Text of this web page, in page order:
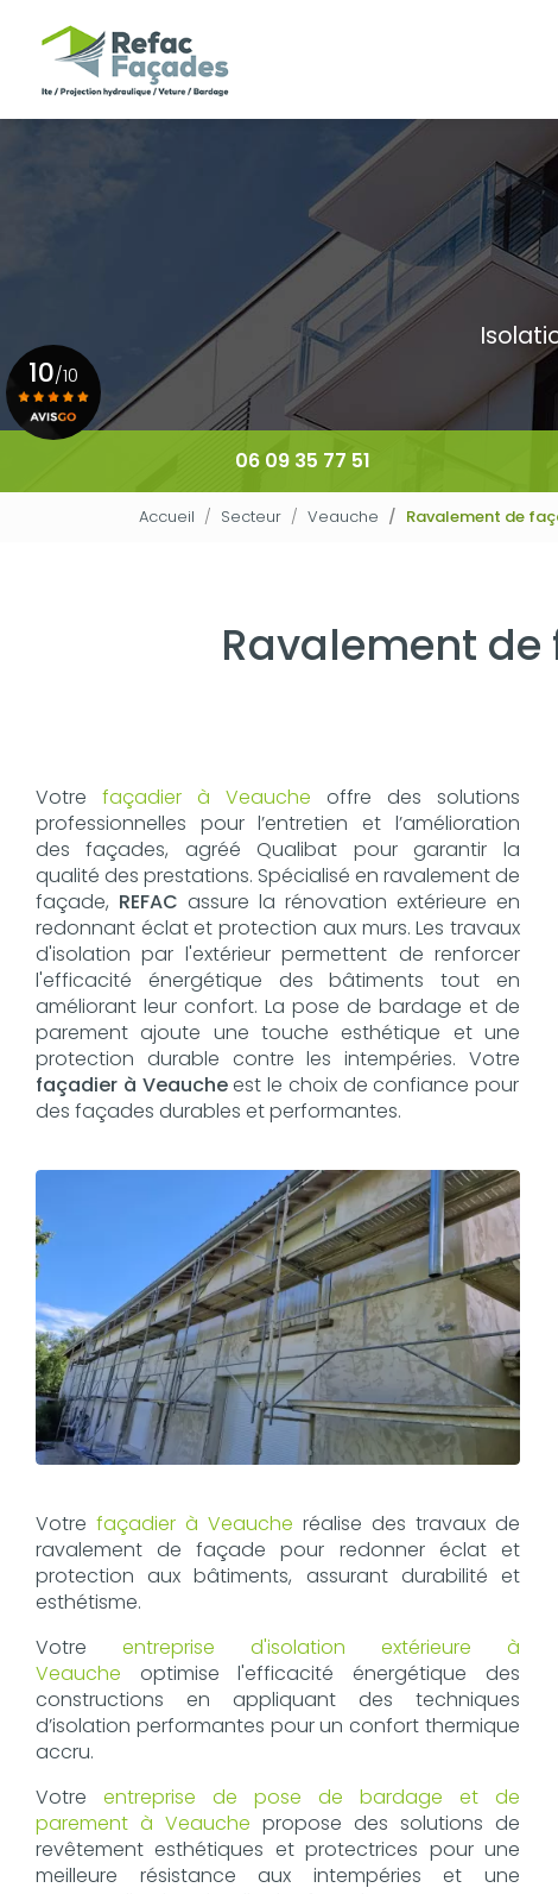
contenu
principal
06 09 35 77 51
10/10
Accueil Secteur Veauche Ravalement de
Ravalement
Votre façadier à Veauche offre des solutions
professionnelles pour l’entretien et l’amélioration
des façades, agréé Qualibat pour garantir la
qualité des prestations. Spécialisé en ravalement de
façade, REFAC assure la rénovation extérieure en
redonnant éclat et protection aux murs. Les travaux
d'isolation par l'extérieur permettent de renforcer
l'efficacité énergétique des bâtiments tout en
améliorant leur confort. La pose de bardage et de
parement ajoute une touche esthétique et une
protection durable contre les intempéries. Votre
façadier à Veaucheest le choix de confiance pour
des façades durables et performantes.
Votre façadier à Veauche réalise des travaux de
ravalement de façade pour redonner éclat et
protection aux bâtiments, assurant durabilité et
esthétisme.
Votre entreprise d'isolation extérieure à
Veauche optimise l'efficacité énergétique des
constructions en appliquant des techniques
d’isolation performantes pour un confort thermique
accru.
Votre entreprise de pose de bardage et de
parement à Veauche propose des solutions de
revêtement esthétiques et protectrices pour une
meilleure résistance aux intempéries et une